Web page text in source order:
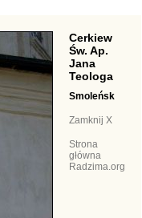
Cerkiew
Św. Ap.
Jana
Teologa
Smoleńsk
Zamknij X
Strona
główna
Radzima.org